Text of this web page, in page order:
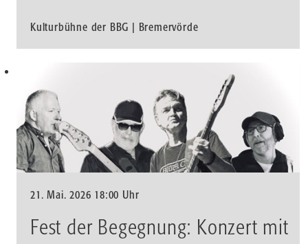
Kulturbühne der BBG | Bremervörde
21. Mai. 2026 18:00 Uhr
Fest der Begegnung: Konzert mit